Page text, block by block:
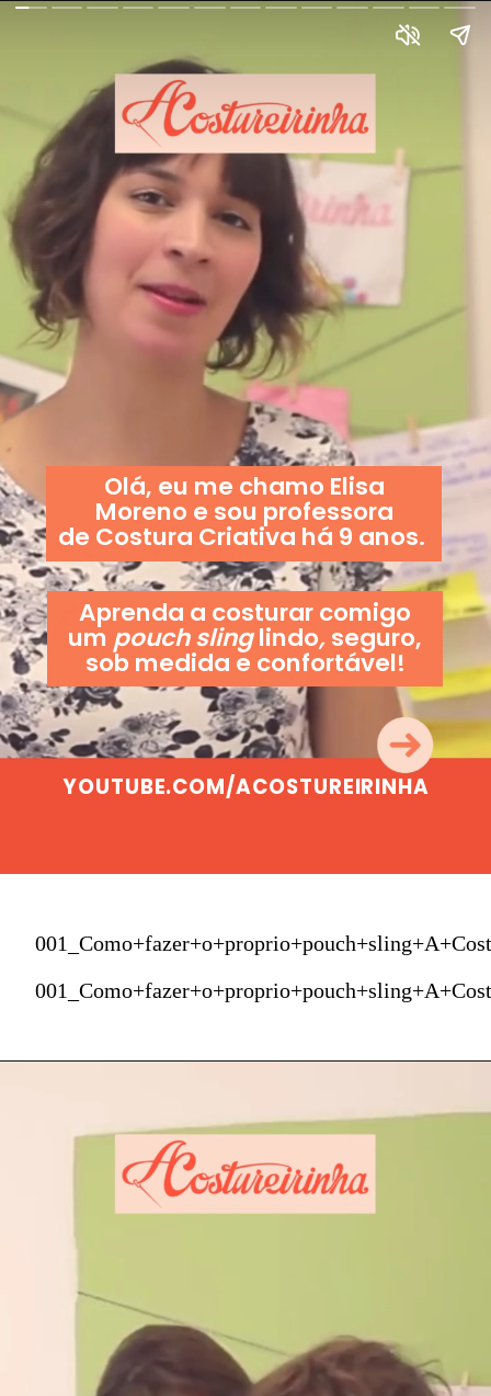
Olá, eu me chamo Elisa
Moreno e sou professora
de Costura Criativa há 9 anos.
Aprenda a costurar comigo
um pouch slinglindo,seguro,
sob medida e confortável!
YOUTUBE.COM/ACOSTUREIRINHA